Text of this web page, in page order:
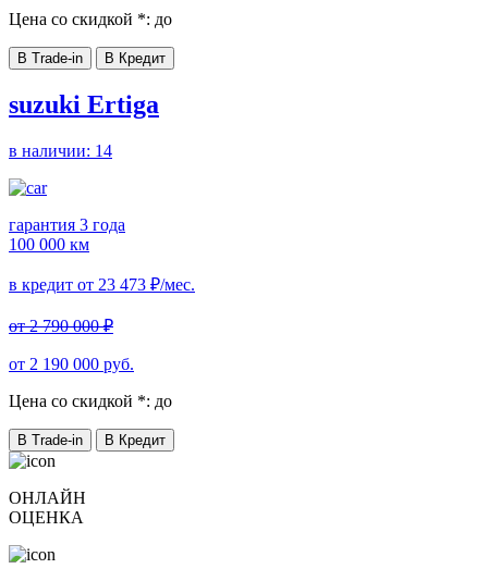
Цена со скидкой *: до
В Trade-in В Кредит
suzuki Ertiga
в наличии: 14
гарантия 3 года
100 000 км
в кредит от 23 473 ₽/мес.
от2 790 000₽
от 2 190 000 руб.
Цена со скидкой *: до
В Trade-in В Кредит
ОНЛАЙН
ОЦЕНКА